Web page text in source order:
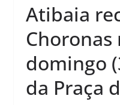
Atibaia
Choronas
domingo
da Praça